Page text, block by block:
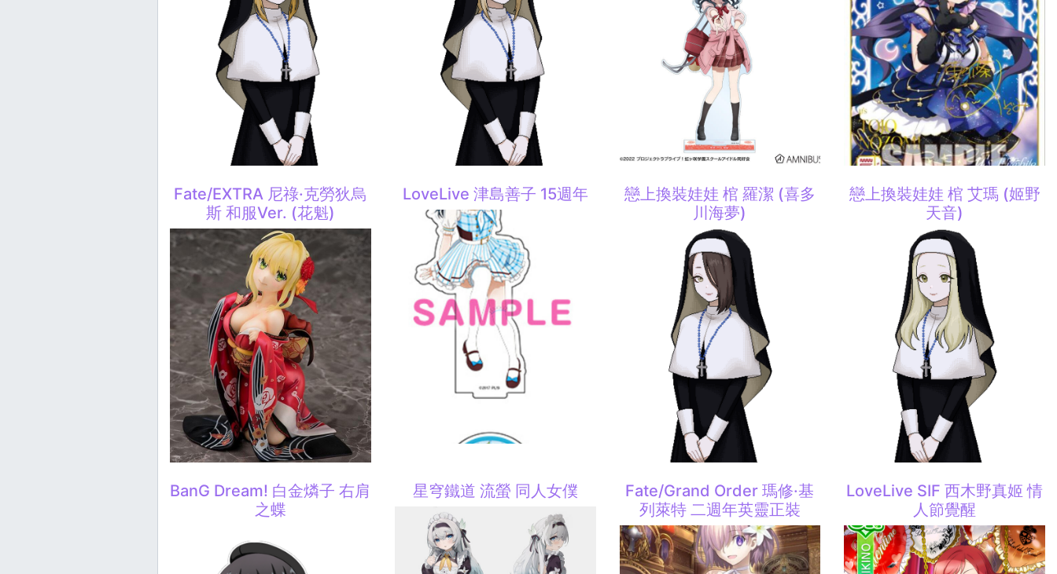
Fate/EXTRA 尼祿·克勞狄烏
斯 和服Ver. (花魁)
LoveLive 津島善子 15週年
戀上換裝娃娃 棺 羅潔 (喜多
川海夢)
戀上換裝娃娃 棺 艾瑪 (姬野
天音)
BanG Dream! 白金燐子 右肩
之蝶
星穹鐵道 流螢 同人女僕
Fate/Grand Order 瑪修·基
列萊特 二週年英靈正裝
LoveLive SIF 西木野真姬 情
人節覺醒